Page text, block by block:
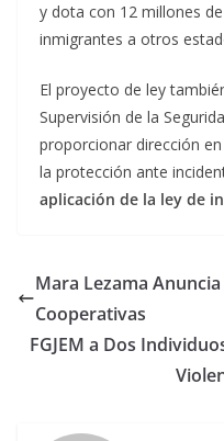
y dota con 12 millones
inmigrantes a otros
El proyecto de ley
Supervisión de la
proporcionar dirección
la protección ante
aplicación de la ley de
Mara Lezama
Cooperativas
FGJEM a Dos